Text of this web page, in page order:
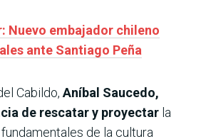
Nuevo embajador chileno
ante Santiago Peña
Cabildo, Aníbal Saucedo,
de rescatar y proyectar la
de la cultura